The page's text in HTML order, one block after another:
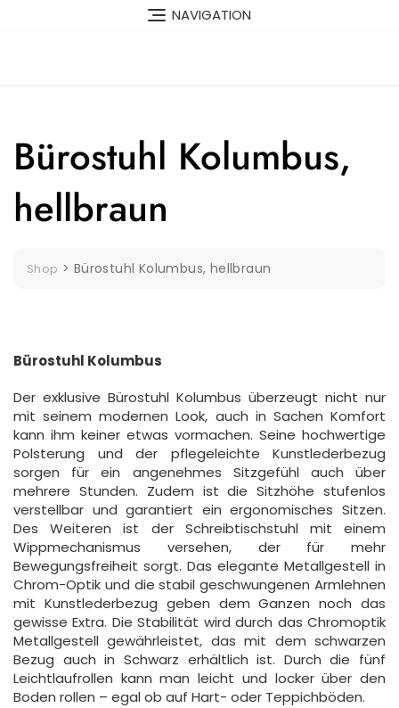
NAVIGATION
Bürostuhl Kolumbus,
hellbraun
Shop > Bürostuhl Kolumbus, hellbraun
Bürostuhl Kolumbus
Der exklusive Bürostuhl Kolumbus überzeugt nicht nur
mit seinem modernen Look, auch in Sachen Komfort
kann ihm keiner etwas vormachen. Seine hochwertige
Polsterung und der pflegeleichte Kunstlederbezug
sorgen für ein angenehmes Sitzgefühl auch über
mehrere Stunden. Zudem ist die Sitzhöhe stufenlos
verstellbar und garantiert ein ergonomisches Sitzen.
Des Weiteren ist der Schreibtischstuhl mit einem
Wippmechanismus versehen, der für mehr
Bewegungsfreiheit sorgt. Das elegante Metallgestell in
Chrom-Optik und die stabil geschwungenen Armlehnen
mit Kunstlederbezug geben dem Ganzen noch das
gewisse Extra. Die Stabilität wird durch das Chromoptik
Metallgestell gewährleistet, das mit dem schwarzen
Bezug auch in Schwarz erhältlich ist. Durch die fünf
Leichtlaufrollen kann man leicht und locker über den
Boden rollen – egal ob auf Hart- oder Teppichböden.